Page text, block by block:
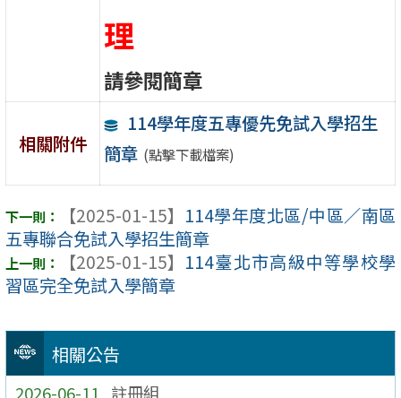
相關公告
2026-06-11 註冊組
理
請參閱簡章
相關附件
114學年度五專優先免試入學招生
簡章 (點擊下載檔案)
【2025-01-15】 114學年度北區/中區／南區
五專聯合免試入學招生簡章
【2025-01-15】 114臺北市高級中等學校學
習區完全免試入學簡章